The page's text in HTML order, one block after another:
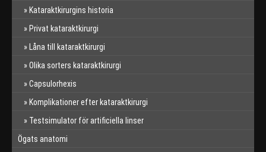
Kataraktkirurgins historia
Privat kataraktkirurgi
Låna till kataraktkirurgi
Olika sorters kataraktkirurgi
Capsulorhexis
Komplikationer efter kataraktkirurgi
Testsimulator för artificiella linser
Ögats anatomi